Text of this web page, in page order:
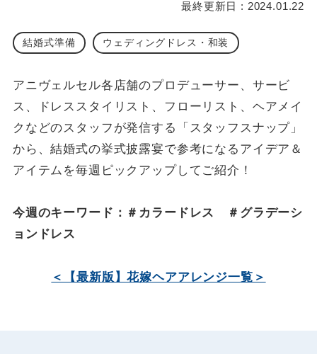
最終更新日 : 2024.01.22
結婚式準備 ウェディングドレス・和装
アニヴェルセル各店舗のプロデューサー、サービ
ス、ドレススタイリスト、フローリスト、ヘアメイ
クなどのスタッフが発信する「スタッフスナップ」
から、結婚式の挙式披露宴で参考になるアイデア＆
アイテムを毎週ピックアップしてご紹介！
今週のキーワード：＃カラードレス ＃グラデーシ
ョンドレス
＜【最新版】花嫁ヘアアレンジ一覧＞